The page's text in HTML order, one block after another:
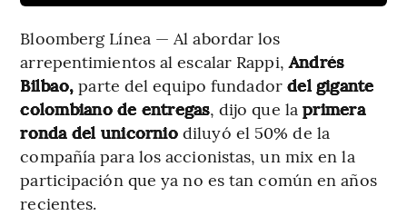
Bloomberg Línea — Al abordar los
arrepentimientos al escalar Rappi,Andrés
Bilbao,parte del equipo fundadordel gigante
colombiano de entregas, dijo que laprimera
ronda del unicorniodiluyó el 50% de la
compañía para los accionistas, un mix en la
participación que ya no es tan común en años
recientes.